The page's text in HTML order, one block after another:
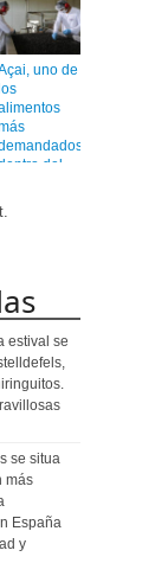
uno de
los
dentro del
healthy
estival se
se situa
más
España
y